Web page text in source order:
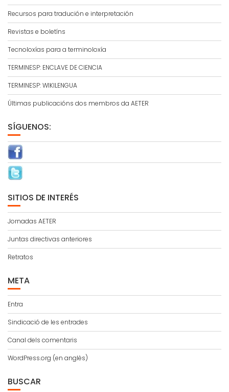
Recursos para tradución e interpretación
Revistas e boletíns
Tecnoloxías para a terminoloxía
TERMINESP: ENCLAVE DE CIENCIA
TERMINESP: WIKILENGUA
Últimas publicacións dos membros da AETER
SÍGUENOS:
SITIOS DE INTERÉS
Jornadas AETER
Juntas directivas anteriores
Retratos
META
Entra
Sindicació de les entrades
Canal dels comentaris
WordPress.org (en anglès)
BUSCAR